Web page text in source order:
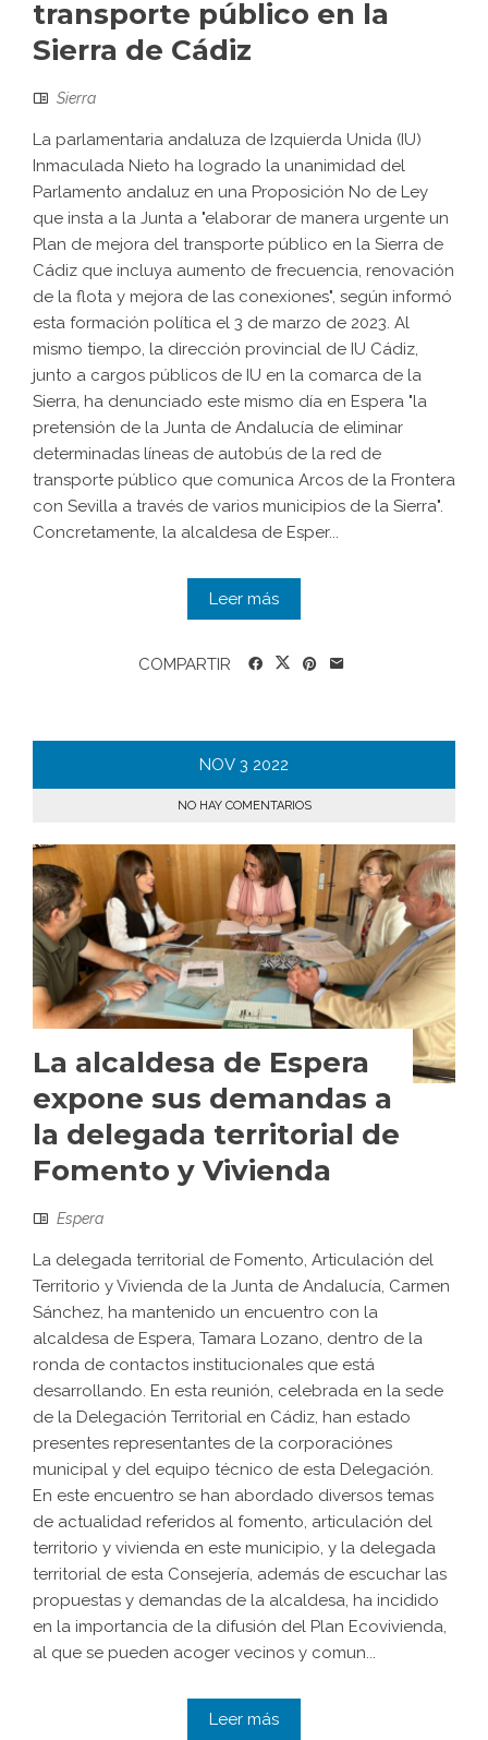
transporte público en la
Sierra de Cádiz
Sierra
La parlamentaria andaluza de Izquierda Unida (IU)
Inmaculada Nieto ha logrado la unanimidad del
Parlamento andaluz en una Proposición No de Ley
que insta a la Junta a "elaborar de manera urgente un
Plan de mejora del transporte público en la Sierra de
Cádiz que incluya aumento de frecuencia, renovación
de la flota y mejora de las conexiones", según informó
esta formación política el 3 de marzo de 2023. Al
mismo tiempo, la dirección provincial de IU Cádiz,
junto a cargos públicos de IU en la comarca de la
Sierra, ha denunciado este mismo día en Espera "la
pretensión de la Junta de Andalucía de eliminar
determinadas líneas de autobús de la red de
transporte público que comunica Arcos de la Frontera
con Sevilla a través de varios municipios de la Sierra".
Concretamente, la alcaldesa de Esper...
Leer más
COMPARTIR
NOV 3 2022
NO HAY COMENTARIOS
La alcaldesa de Espera
expone sus demandas a
la delegada territorial de
Fomento y Vivienda
Espera
La delegada territorial de Fomento, Articulación del
Territorio y Vivienda de la Junta de Andalucía, Carmen
Sánchez, ha mantenido un encuentro con la
alcaldesa de Espera, Tamara Lozano, dentro de la
ronda de contactos institucionales que está
desarrollando. En esta reunión, celebrada en la sede
de la Delegación Territorial en Cádiz, han estado
presentes representantes de la corporaciónes
municipal y del equipo técnico de esta Delegación.
En este encuentro se han abordado diversos temas
de actualidad referidos al fomento, articulación del
territorio y vivienda en este municipio, y la delegada
territorial de esta Consejería, además de escuchar las
propuestas y demandas de la alcaldesa, ha incidido
en la importancia de la difusión del Plan Ecovivienda,
al que se pueden acoger vecinos y comun...
Leer más